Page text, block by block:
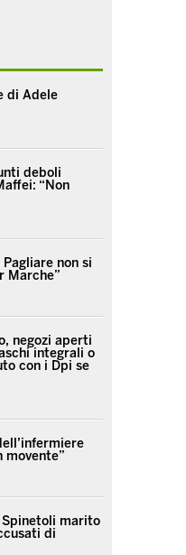
di Adele
deboli
“Non
non si
Marche”
negozi aperti
integrali o
con i Dpi se
movente”
marito
di